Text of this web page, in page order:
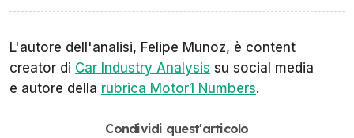
L'autore dell'analisi, Felipe Munoz, è content
creator di Car Industry Analysis su social media
e autore della rubrica Motor1 Numbers.
Condividi quest'articolo